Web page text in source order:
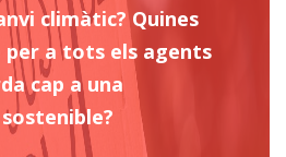
climàtic? Quines
per a tots els agents
cap a una